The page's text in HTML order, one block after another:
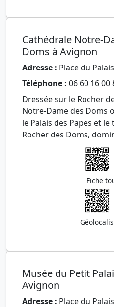
Cathédrale Notre-
Doms à Avignon
Adresse : Place du
Téléphone : 06 60 16 00
Dressée sur le Rocher
Notre-Dame des Doms
le Palais des Papes et
Rocher des Doms,
pont Saint-Béne…
Fiche
Musée du Petit
Avignon
Adresse : Place du